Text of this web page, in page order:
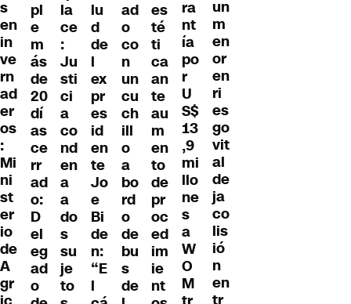
s
en
in
ve
rn
ad
er
os
:
Mi
ni
st
er
io
de
A
gr
pl
e
m
ás
de
20
dí
as
ce
rr
ad
o:
D
el
eg
ad
o
la
ce
:
Ju
sti
ci
a
co
nd
en
a
a
do
s
su
je
to
lu
d
de
l
ex
pr
es
id
en
te
Jo
e
Bi
de
n:
“E
l
ad
o
co
n
un
cu
ch
ill
o
a
bo
rd
o
de
bu
s
de
es
té
ti
ca
an
te
au
m
en
to
de
pr
oc
ed
im
ie
nt
ra
nt
ía
po
r
U
S$
13
,9
mi
llo
ne
s
a
W
O
M
un
m
en
or
en
ri
es
go
vit
al
de
ja
co
lis
ió
n
en